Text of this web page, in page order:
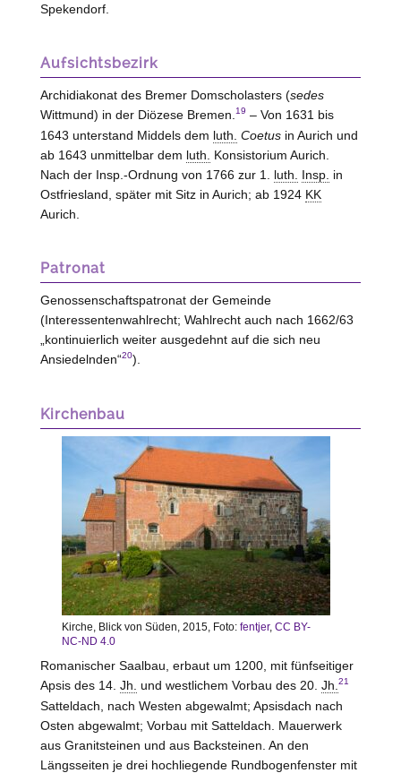
Spekendorf.
Aufsichtsbezirk
Archidiakonat des Bremer Domscholasters (sedes
Wittmund) in der Diözese Bremen. 19 – Von 1631 bis
1643 unterstand Middels dem luth. Coetusin Aurich und
ab 1643 unmittelbar dem luth.
Konsistorium Aurich.
Nach der Insp.-Ordnung von 1766 zur 1. luth. Insp. in
Ostfriesland, später mit Sitz in Aurich; ab 1924 KK
Aurich.
Patronat
Genossenschaftspatronat der Gemeinde
(Interessentenwahlrecht; Wahlrecht auch nach 1662/63
„kontinuierlich weiter ausgedehnt auf die sich neu
Ansiedelnden“20).
Kirchenbau
Kirche, Blick von Süden, 2015, Foto: fentjer, CC BY-
NC-ND 4.0
Romanischer Saalbau, erbaut um 1200, mit fünfseitiger
Apsis des 14. Jh. und westlichem Vorbau des 20. Jh. 21
Satteldach, nach Westen abgewalmt; Apsisdach nach
Osten abgewalmt; Vorbau mit Satteldach. Mauerwerk
aus Granitsteinen und aus Backsteinen. An den
Längsseiten je drei hochliegende Rundbogenfenster mit